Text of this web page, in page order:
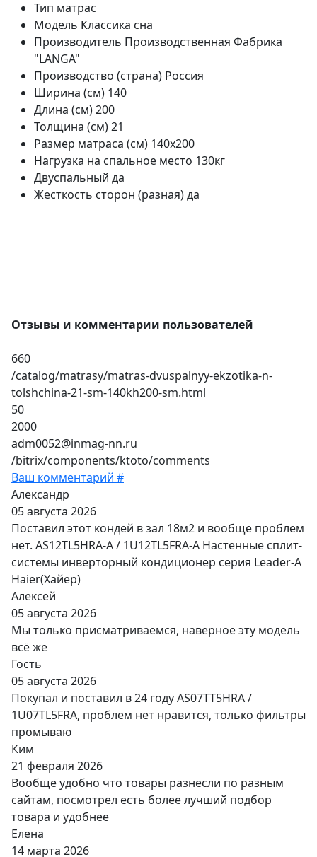
Тип матрас
Модель Классика сна
Производитель Производственная Фабрика
"LANGA"
Производство (страна) Россия
Ширина (см) 140
Длина (см)200
Толщина (см)21
Размер матраса (см) 140х200
Нагрузка на спальное место 130кг
Двуспальный да
Жесткость сторон (разная)да
Отзывы и комментарии пользователей
660
/catalog/matrasy/matras-dvuspalnyy-ekzotika-n-
tolshchina-21-sm-140kh200-sm.html
50
2000
adm0052@inmag-nn.ru
/bitrix/components/ktoto/comments
Ваш комментарий #
Александр
05 августа 2026
Поставил этот кондей в зал 18м2 и вообще проблем
нет. AS12TL5HRA-A / 1U12TL5FRA-A Настенные сплит-
системы инверторный кондиционер серия Leader-A
Haier(Хайер)
Алексей
05 августа 2026
Мы только присматриваемся, наверное эту модель
всё же
Гость
05 августа 2026
Покупал и поставил в 24 году AS07TT5HRA /
1U07TL5FRA, проблем нет нравится, только фильтры
промываю
Ким
21 февраля 2026
Вообще удобно что товары разнесли по разным
сайтам, посмотрел есть более лучший подбор
товара и удобнее
Елена
14 марта 2026